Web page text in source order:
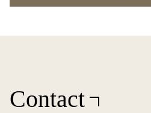
Contact